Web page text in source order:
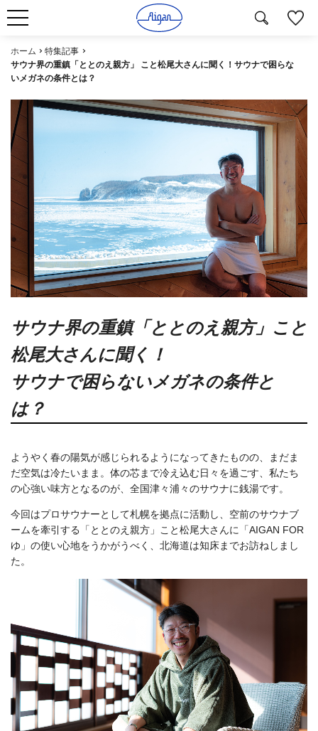
ホーム
特集記事
サウナ界の重鎮「ととのえ親方」 こと松尾大さんに聞く！サウナで困らな
いメガネの条件とは？
サウナ界の重鎮「ととのえ親方」こと
松尾大さんに聞く！
サウナで困らないメガネの条件と
は？
ようやく春の陽気が感じられるようになってきたものの、まだま
だ空気は冷たいまま。体の芯まで冷え込む日々を過ごす、私たち
の心強い味方となるのが、全国津々浦々のサウナに銭湯です。
今回はプロサウナーとして札幌を拠点に活動し、空前のサウナブ
ームを牽引する「ととのえ親方」こと松尾大さんに「AIGAN FOR
ゆ」の使い心地をうかがうべく、北海道は知床までお訪ねしまし
た。